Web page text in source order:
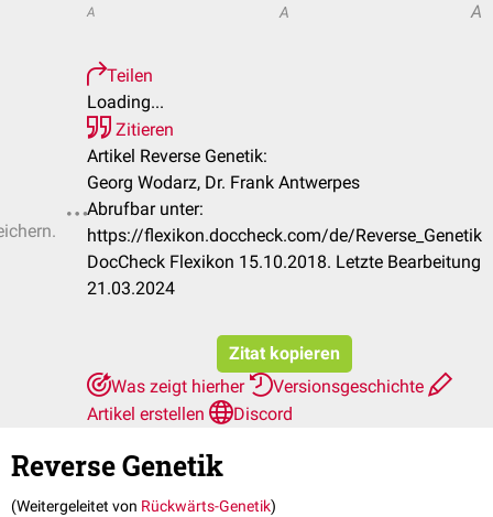
A A A
Teilen
Loading...
Zitieren
Artikel Reverse Genetik:
Georg Wodarz, Dr. Frank Antwerpes
Abrufbar unter:
https://flexikon.doccheck.com/de/Reverse_Genetik
DocCheck Flexikon 15.10.2018. Letzte Bearbeitung
21.03.2024
Zitat kopieren
Was zeigt hierher
Versionsgeschichte
Artikel erstellen
Discord
Reverse Genetik
(Weitergeleitet von Rückwärts-Genetik)